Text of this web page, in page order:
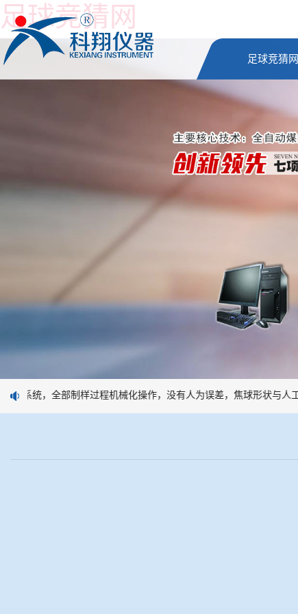
足球竞猜网
足球竞猜网
系统，全部制样过程机械化操作，没有人为误差，焦球形状与人工